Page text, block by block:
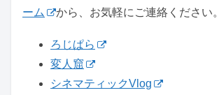
ーム
から、お気軽にご連絡ください。
ろじぱら
変人窟
シネマティックVlog